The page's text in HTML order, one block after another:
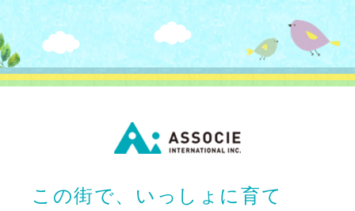
この街で、いっしょに育て